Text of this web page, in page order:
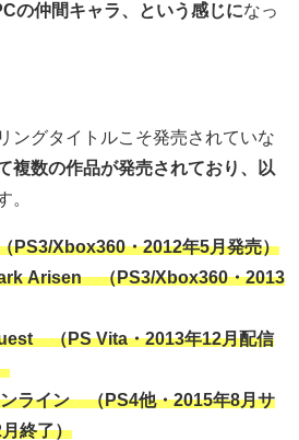
の仲間キャラ、という感じになっ
ングタイトルこそ発売されていな
複数の作品が発売されており、以
。
Xbox360・2012年5月発売）
Arisen （PS3/Xbox360・2013
（PS Vita・2013年12月配信
ライン （PS4他・2015年8月サ
終了）